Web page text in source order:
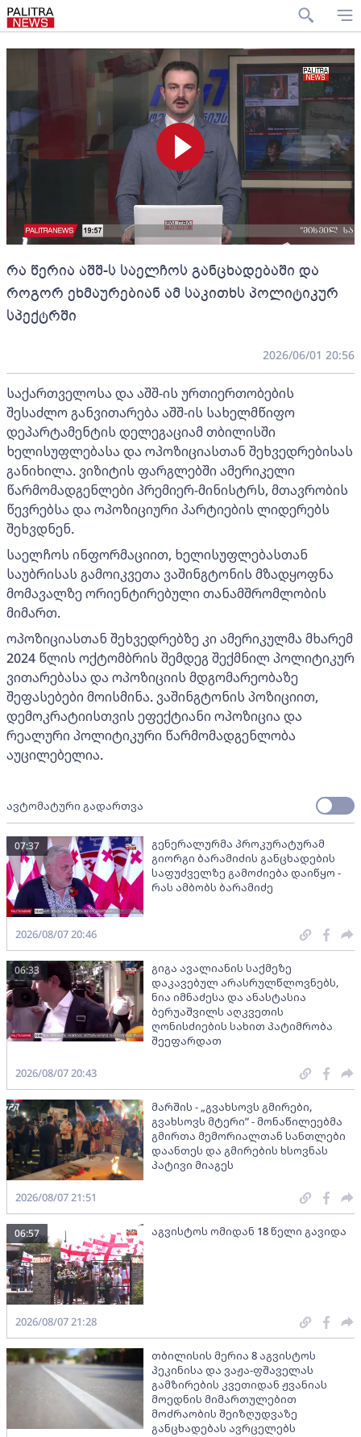
რა წერია აშშ-ს საელჩოს განცხადებაში და
როგორ ეხმაურებიან ამ საკითხს პოლიტიკურ
სპექტრში
2026/06/01 20:56
საქართველოსა და აშშ-ის ურთიერთობების
შესაძლო განვითარება აშშ-ის სახელმწიფო
დეპარტამენტის დელეგაციამ თბილისში
ხელისუფლებასა და ოპოზიციასთან შეხვედრებისას
განიხილა. ვიზიტის ფარგლებში ამერიკელი
წარმომადგენლები პრემიერ-მინისტრს, მთავრობის
წევრებსა და ოპოზიციური პარტიების ლიდერებს
შეხვდნენ.
საელჩოს ინფორმაციით, ხელისუფლებასთან
საუბრისას გამოიკვეთა ვაშინგტონის მზადყოფნა
მომავალზე ორიენტირებული თანამშრომლობის
მიმართ.
ოპოზიციასთან შეხვედრებზე კი ამერიკულმა მხარემ
2024 წლის ოქტომბრის შემდეგ შექმნილ პოლიტიკურ
ვითარებასა და ოპოზიციის მდგომარეობაზე
შეფასებები მოისმინა. ვაშინგტონის პოზიციით,
დემოკრატიისთვის ეფექტიანი ოპოზიცია და
რეალური პოლიტიკური წარმომადგენლობა
აუცილებელია.
ავტომატური გადართვა
გენერალურმა პროკურატურამ
გიორგი ბარამიძის განცხადების
საფუძველზე გამოძიება დაიწყო -
რას ამბობს ბარამიძე
07:37
2026/08/07 20:46
გიგა ავალიანის საქმეზე
დაკავებულ არასრულწლოვნებს,
ნია იმნაძესა და ანასტასია
ბერუაშვილს აღკვეთის
ღონისძიების სახით პატიმრობა
შეეფარდათ
06:33
2026/08/07 20:43
მარშის - „გვახსოვს გმირები,
გვახსოვს მტერი” - მონაწილეებმა
გმირთა მემორიალთან სანთლები
დაანთეს და გმირების ხსოვნას
პატივი მიაგეს
2026/08/07 21:51
აგვისტოს ომიდან 18 წელი გავიდა
06:57
2026/08/07 21:28
თბილისის მერია 8 აგვისტოს
პეკინისა და ვაჟა-ფშაველას
გამზირების კვეთიდან ჟვანიას
მოედნის მიმართულებით
მოძრაობის შეიზღუდვაზე
განცხადებას ავრცელებს